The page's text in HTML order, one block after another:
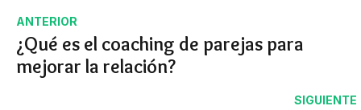
ANTERIOR
¿Qué es el coaching de parejas para
mejorar la relación?
SIGUIENTE